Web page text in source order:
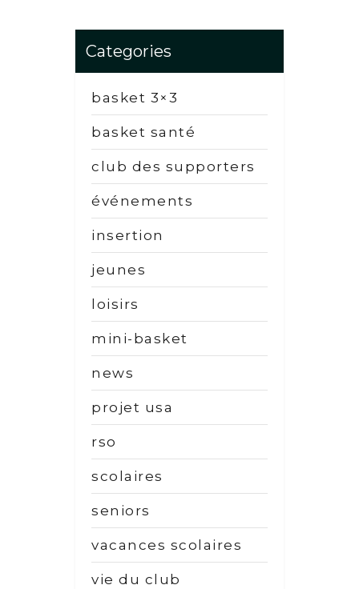
Categories
basket 3×3
basket santé
club des supporters
événements
insertion
jeunes
loisirs
mini-basket
news
projet usa
rso
scolaires
seniors
vacances scolaires
vie du club